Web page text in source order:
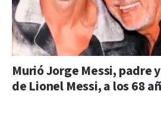
Murió Jorge Messi, padre
de Lionel Messi, a los 68